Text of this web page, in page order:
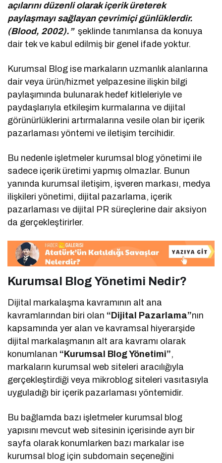
açılarını düzenli olarak içerik üreterek
paylaşmayı sağlayan çevrimiçi günlüklerdir.
(Blood, 2002).”şeklinde tanımlansa da konuya
dair tek ve kabul edilmiş bir genel ifade yoktur.
Kurumsal Blog ise markaların uzmanlık alanlarına
dair veya ürün/hizmet yelpazesine ilişkin bilgi
paylaşımında bulunarak hedef kitleleriyle ve
paydaşlarıyla etkileşim kurmalarına ve dijital
görünürlüklerini artırmalarına vesile olan bir içerik
pazarlaması yöntemi ve iletişim tercihidir.
Bu nedenle işletmeler kurumsal blog yönetimi ile
sadece içerik üretimi yapmış olmazlar. Bunun
yanında kurumsal iletişim, işveren markası, medya
ilişkileri yönetimi, dijital pazarlama, içerik
pazarlaması ve dijital PR süreçlerine dair aksiyon
da gerçekleştirirler.
Kurumsal Blog Yönetimi Nedir?
Dijital markalaşma kavramının alt ana
kavramlarından biri olan “Dijital Pazarlama”nın
kapsamında yer alan ve kavramsal hiyerarşide
dijital markalaşmanın alt ara kavramı olarak
konumlanan “Kurumsal Blog Yönetimi”,
markaların kurumsal web siteleri aracılığıyla
gerçekleştirdiği veya mikroblog siteleri vasıtasıyla
uyguladığı bir içerik pazarlaması yöntemidir.
Bu bağlamda bazı işletmeler kurumsal blog
yapısını mevcut web sitesinin içerisinde ayrı bir
sayfa olarak konumlarken bazı markalar ise
kurumsal blog için subdomain seçeneğini